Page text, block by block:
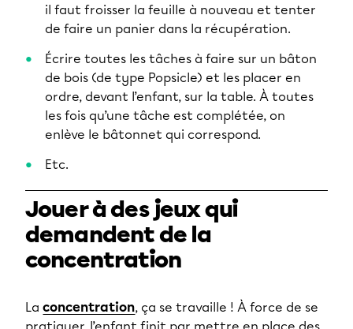
il faut froisser la feuille à nouveau et tenter
de faire un panier dans la récupération.
Écrire toutes les tâches à faire sur un bâton
de bois (de type Popsicle) et les placer en
ordre, devant l’enfant, sur la table. À toutes
les fois qu’une tâche est complétée, on
enlève le bâtonnet qui correspond.
Etc.
Jouer à des jeux qui
demandent de la
concentration
La concentration, ça se travaille ! À force de se